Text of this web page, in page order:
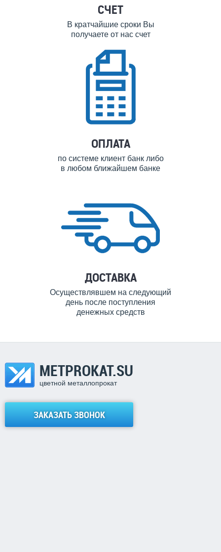
СЧЕТ
В кратчайшие сроки Вы
получаете от нас счет
ОПЛАТА
по системе клиент банк либо
в любом ближайшем банке
ДОСТАВКА
Осуществлявшем на следующий
день после поступления
денежных средств
METPROKAT.SU
цветной металлопрокат
ЗАКАЗАТЬ ЗВОНОК